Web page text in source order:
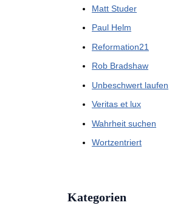
Matt Studer
Paul Helm
Reformation21
Rob Bradshaw
Unbeschwert laufen
Veritas et lux
Wahrheit suchen
Wortzentriert
Kategorien